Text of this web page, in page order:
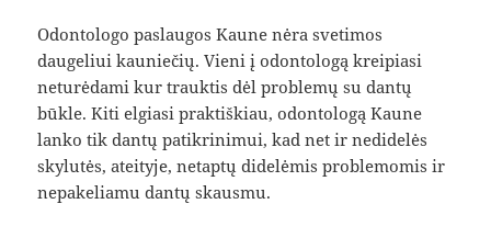
Odontologo paslaugos Kaune nėra svetimos
daugeliui kauniečių. Vieni į odontologą kreipiasi
neturėdami kur trauktis dėl problemų su dantų
būkle. Kiti elgiasi praktiškiau, odontologą Kaune
lanko tik dantų patikrinimui, kad net ir nedidelės
skylutės, ateityje, netaptų didelėmis problemomis ir
nepakeliamu dantų skausmu.